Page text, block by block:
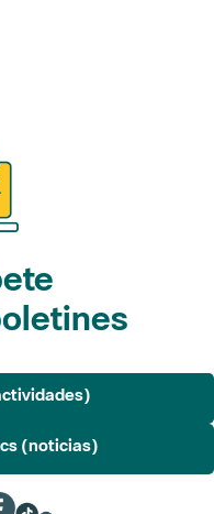
media es de 0 estrellas de
(noticias)